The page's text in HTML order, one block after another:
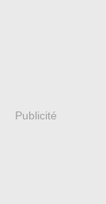
Publicité